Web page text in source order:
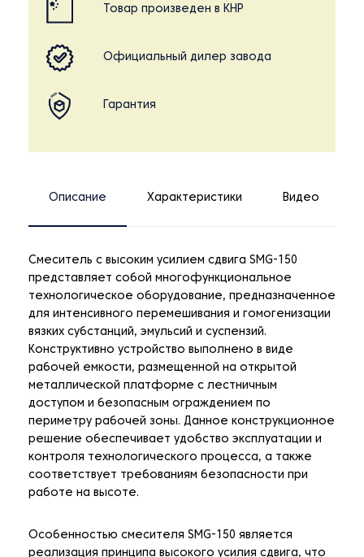
Товар произведен в КНР
Официальный дилер завода
Гарантия
Описание Характеристики Видео
Смеситель с высоким усилием сдвига SMG-150
представляет собой многофункциональное
технологическое оборудование, предназначенное
для интенсивного перемешивания и гомогенизации
вязких субстанций, эмульсий и суспензий.
Конструктивно устройство выполнено в виде
рабочей емкости, размещенной на открытой
металлической платформе с лестничным
доступом и безопасным ограждением по
периметру рабочей зоны. Данное конструкционное
решение обеспечивает удобство эксплуатации и
контроля технологического процесса, а также
соответствует требованиям безопасности при
работе на высоте.
Особенностью смесителя SMG-150 является
реализация принципа высокого усилия сдвига, что